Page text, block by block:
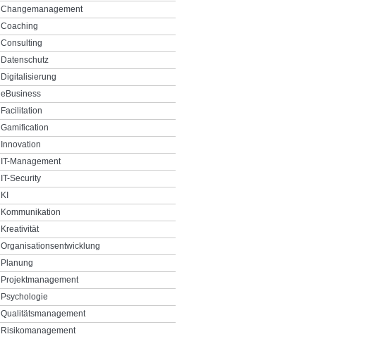
Changemanagement
Coaching
Consulting
Datenschutz
Digitalisierung
eBusiness
Facilitation
Gamification
Innovation
IT-Management
IT-Security
KI
Kommunikation
Kreativität
Organisationsentwicklung
Planung
Projektmanagement
Psychologie
Qualitätsmanagement
Risikomanagement